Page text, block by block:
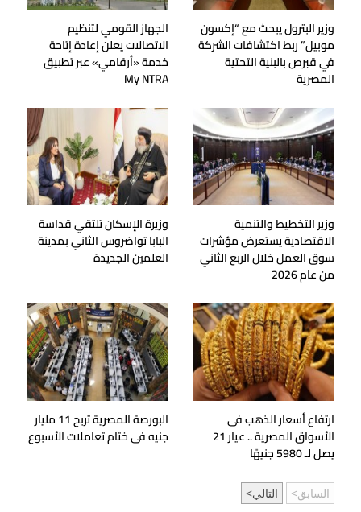
وزير البترول يبحث مع “إكسون
موبيل” ربط اكتشافات الشركة
في قبرص بالبنية التحتية
المصرية
الجهاز القومي لتنظيم
الاتصالات يعلن إعادة إتاحة
خدمة «أرقامي» عبر تطبيق
My NTRA
وزير التخطيط والتنمية
الاقتصادية يستعرض مؤشرات
سوق العمل خلال الربع الثاني
من عام 2026
وزيرة الإسكان تلتقي قداسة
البابا تواضروس الثاني بمدينة
العلمين الجديدة
ارتفاع أسعار الذهب فى
الأسواق المصرية .. عيار 21
يصل لـ 5980 جنيهًا
البورصة المصرية تربح 11 مليار
جنيه فى ختام تعاملات الأسبوع
السابق التالي